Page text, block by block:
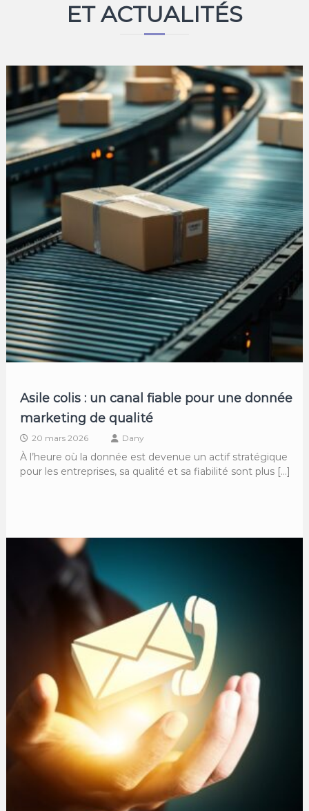
ET ACTUALITÉS
Asile colis : un canal fiable pour une donnée
marketing de qualité
20 mars 2026 Dany
À l’heure où la donnée est devenue un actif stratégique
pour les entreprises, sa qualité et sa fiabilité sont plus […]